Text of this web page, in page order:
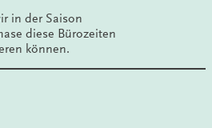
in der Saison
diese Bürozeiten
können.